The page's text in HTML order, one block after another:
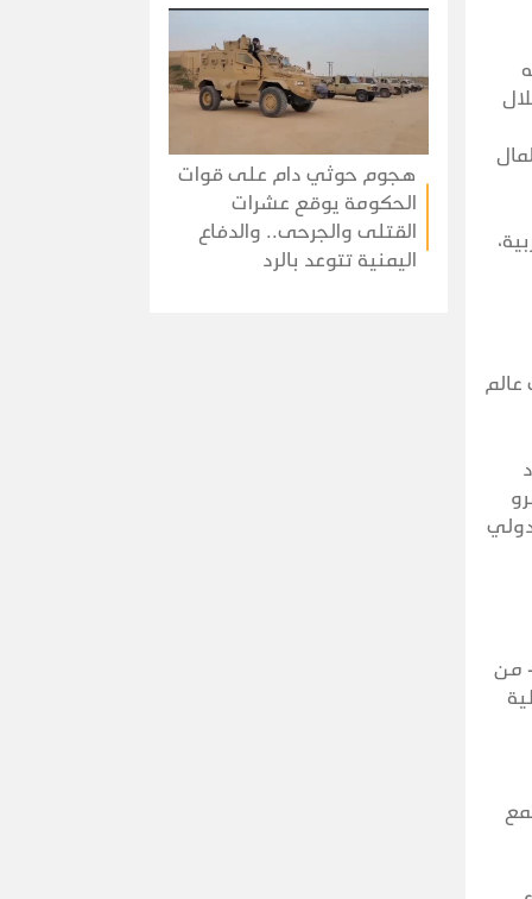
من
هجوم حوثي دام على قوات
الحكومة يوقع عشرات
القتلى والجرحى.. والدفاع
اليمنية تتوعد بالرد